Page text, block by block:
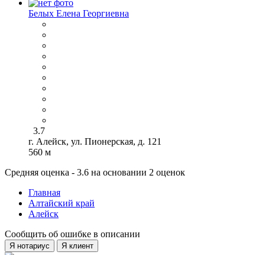
Белых Елена Георгиевна
3.7
г. Алейск, ул. Пионерская, д. 121
560 м
Средняя оценка - 3.6 на основании 2 оценок
Главная
Алтайский край
Алейск
Сообщить об ошибке в описании
Я нотариус Я клиент